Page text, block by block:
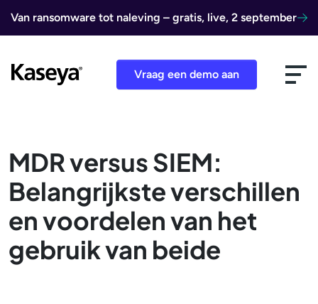
Van ransomware tot naleving – gratis, live, 2 september
Vraag een demo aan
MDR versus SIEM:
Belangrijkste verschillen
en voordelen van het
gebruik van beide